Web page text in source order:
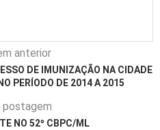
anterior
DE IMUNIZAÇÃO NA CIDADE
PERÍODO DE 2014 A 2015
postagem
NO 52º CBPC/ML